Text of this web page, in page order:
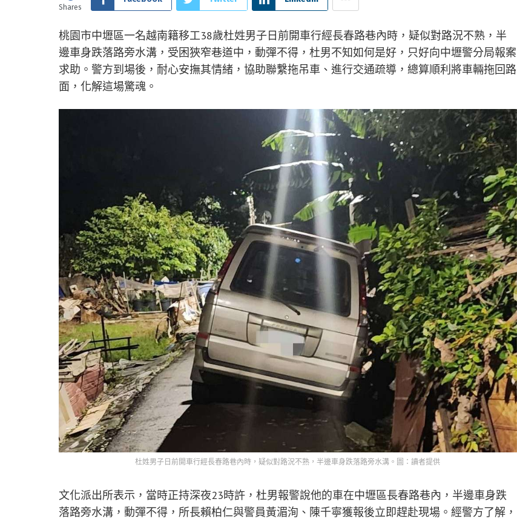
Shares
桃園市中壢區一名越南籍移工38歲杜姓男子日前開車行經長春路巷內時，疑似對路況不熟，半
邊車身跌落路旁水溝，受困狹窄巷道中，動彈不得，杜男不知如何是好，只好向中壢警分局報案
求助。警方到場後，耐心安撫其情緒，協助聯繫拖吊車、進行交通疏導，總算順利將車輛拖回路
面，化解這場驚魂。
杜姓男子日前開車行經長春路巷內時，疑似對路況不熟，半邊車身跌落路旁水溝。圖：讀者提供
文化派出所表示，當時正持深夜23時許，杜男報警說他的車在中壢區長春路巷內，半邊車身跌
落路旁水溝，動彈不得，所長賴柏仁與警員黃湄洵、陳千寧獲報後立即趕赴現場。經警方了解，